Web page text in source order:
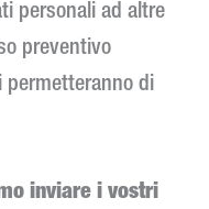
personali ad altre
preventivo
permetteranno di
inviare i vostri